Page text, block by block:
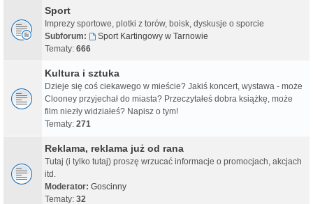
Sport
Imprezy sportowe, plotki z torów, boisk, dyskusje o sporcie
Subforum:
Sport Kartingowy w Tarnowie
Tematy: 666
Kultura i sztuka
Dzieje się coś ciekawego w mieście? Jakiś koncert, wystawa - może
Clooney przyjechał do miasta? Przeczytałeś dobra książkę, może
film niezły widziałeś? Napisz o tym!
Tematy: 271
Reklama, reklama już od rana
Tutaj (i tylko tutaj) proszę wrzucać informacje o promocjach, akcjach
itd.
Moderator: Goscinny
Tematy: 32